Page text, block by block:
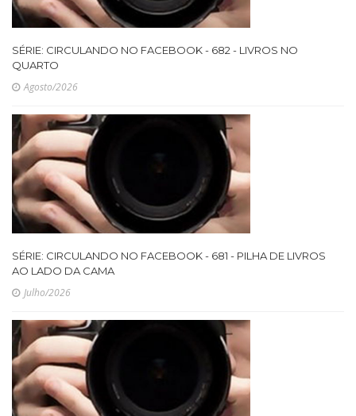
SÉRIE: CIRCULANDO NO FACEBOOK - 682 - LIVROS NO
QUARTO
Agosto/2026
SÉRIE: CIRCULANDO NO FACEBOOK - 681 - PILHA DE LIVROS
AO LADO DA CAMA
Julho/2026